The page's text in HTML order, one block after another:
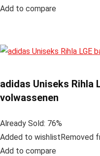
Add to compare
adidas Uniseks Rihla
volwassenen
Already Sold: 76%
Added to wishlistRemoved
Add to compare